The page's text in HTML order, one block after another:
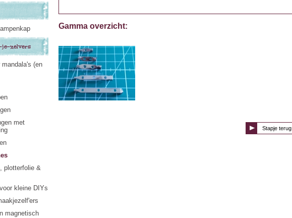
je-zelvers
mandala's (en
met
plotterfolie &
kleine DIYs
magnetisch
Gamma overzicht:
Stapje terug